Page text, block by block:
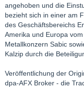
angehoben und die
bezieht sich in einer am
des Geschäftsbereichs
Amerika und Europa
Metallkonzern Sabic
Kalzip durch die
Veröffentlichung der
dpa-AFX Broker - die